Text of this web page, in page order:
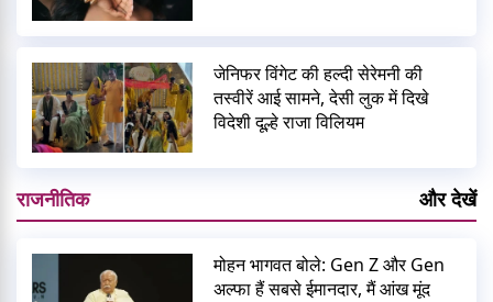
जेनिफर विंगेट की हल्दी सेरेमनी की
तस्वीरें आई सामने, देसी लुक में दिखे
विदेशी दूल्हे राजा विलियम
राजनीतिक और देखें
मोहन भागवत बोले: Gen Z और Gen
अल्फा हैं सबसे ईमानदार, मैं आंख मूंद